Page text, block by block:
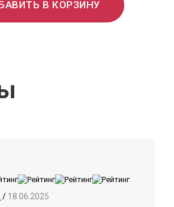
В КОРЗИНУ
/ 18.06.2025